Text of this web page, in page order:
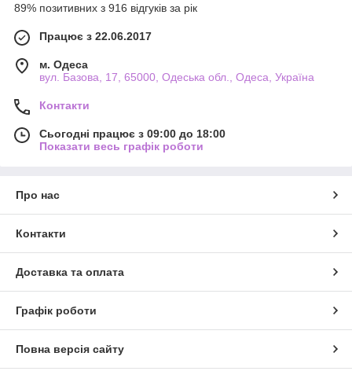
89% позитивних з 916 відгуків за рік
Працює з 22.06.2017
м. Одеса
вул. Базова, 17, 65000, Одеська обл., Одеса, Україна
Контакти
Сьогодні працює з 09:00 до 18:00
Показати весь графік роботи
Про нас
Контакти
Доставка та оплата
Графік роботи
Повна версія сайту